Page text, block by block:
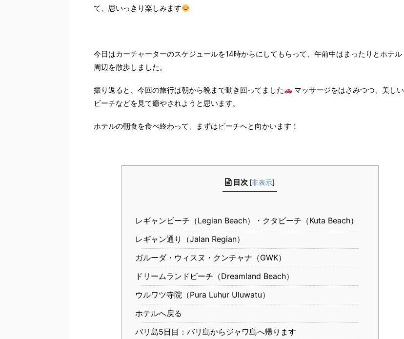
て、思いっきり楽しみます
今日はカーチャーターのスケジュールを14時からにしてもらって、午前中はまったりとホテル
周辺を散歩しました。
振り返ると、今回の旅行は朝から晩まで動き回ってました
マッサージをはさみつつ、美しい
ビーチなどを見て癒やされようと思います。
ホテルの朝食を食べ終わって、まずはビーチへと向かいます！
目次 [非表示]
レギャンビーチ（Legian Beach）・クタビーチ（Kuta Beach）
レギャン通り（Jalan Regian）
ガルーダ・ウィスヌ・クンチャナ（GWK）
ドリームランドビーチ（Dreamland Beach）
ウルワツ寺院（Pura Luhur Uluwatu）
ホテルへ戻る
バリ島5日目：バリ島からジャワ島へ帰ります